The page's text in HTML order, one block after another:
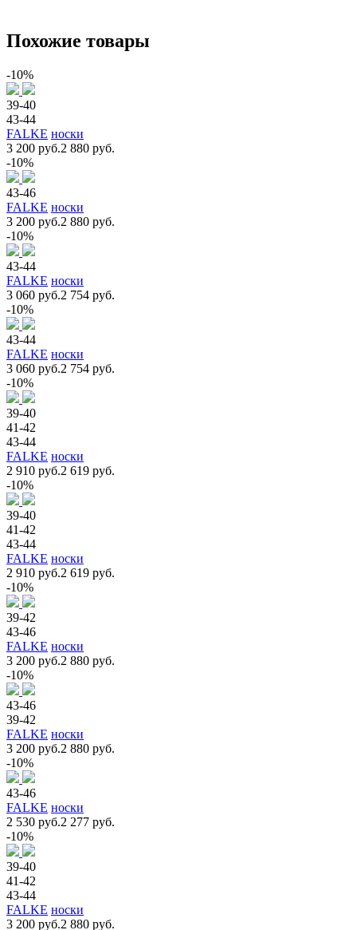
Похожие товары
-10%
39-40
43-44
FALKE носки
3 200 руб.2 880 руб.
-10%
43-46
FALKE носки
3 200 руб.2 880 руб.
-10%
43-44
FALKE носки
3 060 руб.2 754 руб.
-10%
43-44
FALKE носки
3 060 руб.2 754 руб.
-10%
39-40
41-42
43-44
FALKE носки
2 910 руб.2 619 руб.
-10%
39-40
41-42
43-44
FALKE носки
2 910 руб.2 619 руб.
-10%
39-42
43-46
FALKE носки
3 200 руб.2 880 руб.
-10%
43-46
39-42
FALKE носки
3 200 руб.2 880 руб.
-10%
43-46
FALKE носки
2 530 руб.2 277 руб.
-10%
39-40
41-42
43-44
FALKE носки
3 200 руб.2 880 руб.